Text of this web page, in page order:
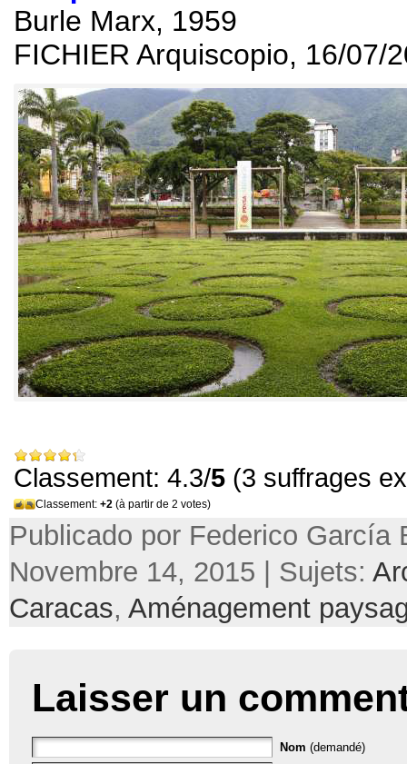
Burle Marx, 1959
FICHIER Arquiscopio, 16/07/
Classement: 4.3/5 (3 suffrages
Classement: +2 (à partir de 2 votes)
Publicado por Federico García
Novembre 14, 2015 | Sujets:
Caracas, Aménagement
Laisser un
Nom (demandé)